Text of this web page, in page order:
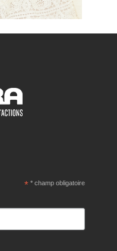
** champ obligatoire